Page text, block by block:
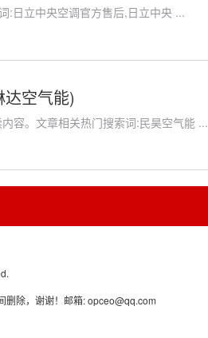
:日立中央空调官方售后,日立中央 ...
空气能)
容。文章相关热门搜索词:民昊空气能 ...
删除，谢谢！邮箱: opceo@qq.com